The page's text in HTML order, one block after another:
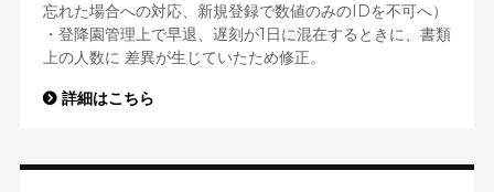
忘れた場合への対応、新規登録で数値のみのIDを不可へ）
・登降園管理上で早退、遅刻が1日に混在するときに、書類
上の人数に 差異が生じていたため修正。
詳細はこちら